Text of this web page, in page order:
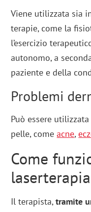
Viene utilizzata sia
terapie, come la
l’esercizio
autonomo, a
paziente e della
Problemi
Può essere
pelle, comeacne,
Come
Il terapista,tramite